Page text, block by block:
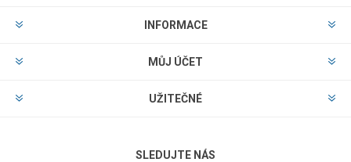
INFORMACE
MŮJ ÚČET
UŽITEČNÉ
SLEDUJTE NÁS